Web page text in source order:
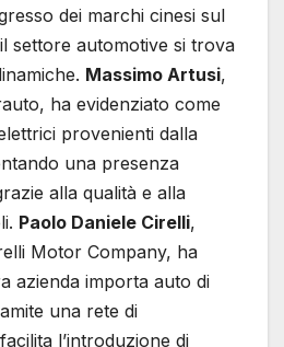
dei marchi cinesi sul
settore automotive si trova
Massimo Artusi,
ha evidenziato come
provenienti dalla
una presenza
alla qualità e alla
Paolo Daniele Cirelli,
Motor Company, ha
azienda importa auto di
una rete di
l’introduzione di